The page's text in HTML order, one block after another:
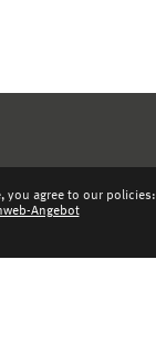
you agree to our policies:
Angebot